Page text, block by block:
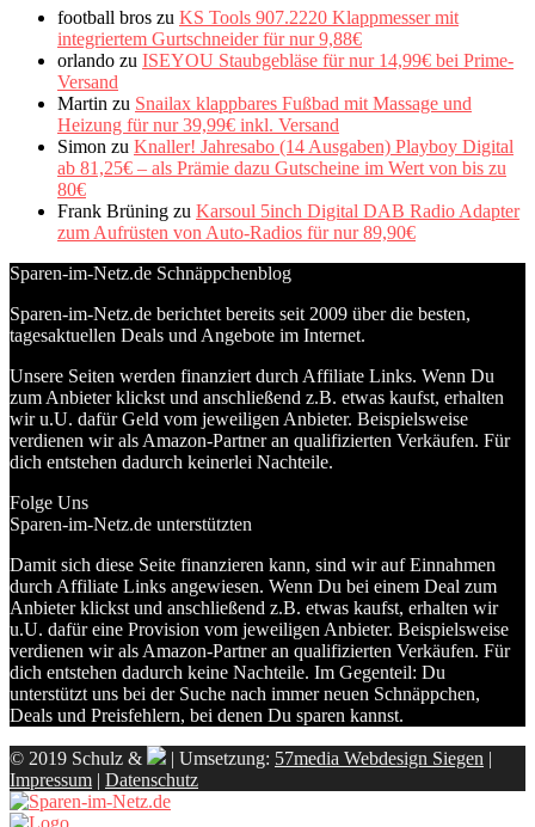
football bros zu KS Tools 907.2220 Klappmesser mit
integriertem Gurtschneider für nur 9,88€
orlando zu ISEYOU Staubgebläse für nur 14,99€ bei Prime-
Versand
Martin zu Snailax klappbares Fußbad mit Massage und
Heizung für nur 39,99€ inkl. Versand
Simon zu Knaller! Jahresabo (14 Ausgaben) Playboy Digital
ab 81,25€ – als Prämie dazu Gutscheine im Wert von bis zu
80€
Frank Brüning zu Karsoul 5inch Digital DAB Radio Adapter
zum Aufrüsten von Auto-Radios für nur 89,90€
Sparen-im-Netz.de Schnäppchenblog
Sparen-im-Netz.de berichtet bereits seit 2009 über die besten,
tagesaktuellen Deals und Angebote im Internet.
Unsere Seiten werden finanziert durch Affiliate Links. Wenn Du
zum Anbieter klickst und anschließend z.B. etwas kaufst, erhalten
wir u.U. dafür Geld vom jeweiligen Anbieter. Beispielsweise
verdienen wir als Amazon-Partner an qualifizierten Verkäufen. Für
dich entstehen dadurch keinerlei Nachteile.
Folge Uns
Sparen-im-Netz.de unterstützten
Damit sich diese Seite finanzieren kann, sind wir auf Einnahmen
durch Affiliate Links angewiesen. Wenn Du bei einem Deal zum
Anbieter klickst und anschließend z.B. etwas kaufst, erhalten wir
u.U. dafür eine Provision vom jeweiligen Anbieter. Beispielsweise
verdienen wir als Amazon-Partner an qualifizierten Verkäufen. Für
dich entstehen dadurch keine Nachteile. Im Gegenteil: Du
unterstützt uns bei der Suche nach immer neuen Schnäppchen,
Deals und Preisfehlern, bei denen Du sparen kannst.
© 2019 Schulz & | Umsetzung: 57media Webdesign Siegen |
Impressum | Datenschutz